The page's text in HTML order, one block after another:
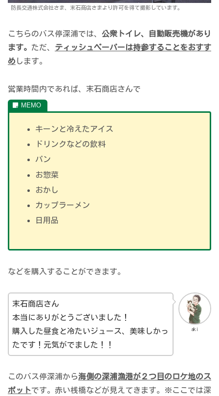
防長交通株式会社さま、末石商店さまより許可を得て撮影しています。
こちらのバス停深浦では、 公衆トイレ、自動販売機があり
ます。 ただ、 ティッシュペーパーは持参することをおすす
め します。
営業時間内であれば、末石商店さんで
キーンと冷えたアイス
ドリンクなどの飲料
パン
お惣菜
おかし
カップラーメン
日用品
などを購入することができます。
aki
末石商店さん
本当にありがとうございました！
購入した昼食と冷たいジュース、美味しかっ
たです！元気がでました！！
このバス停深浦から海側の深浦漁港が２つ目のロケ地のス
ポットです。赤い桟橋などが見えてきます。※ここでは深